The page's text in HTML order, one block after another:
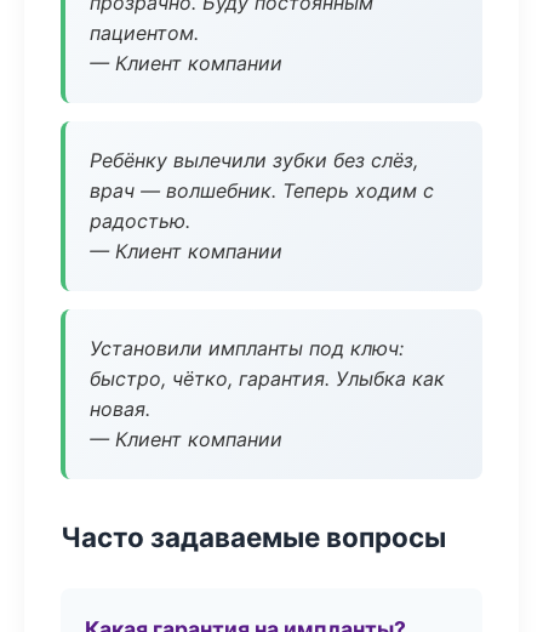
пациентом.
— Клиент компании
Ребёнку вылечили зубки без слёз,
врач — волшебник. Теперь ходим с
радостью.
— Клиент компании
Установили импланты под ключ:
быстро, чётко, гарантия. Улыбка как
новая.
— Клиент компании
Часто задаваемые вопросы